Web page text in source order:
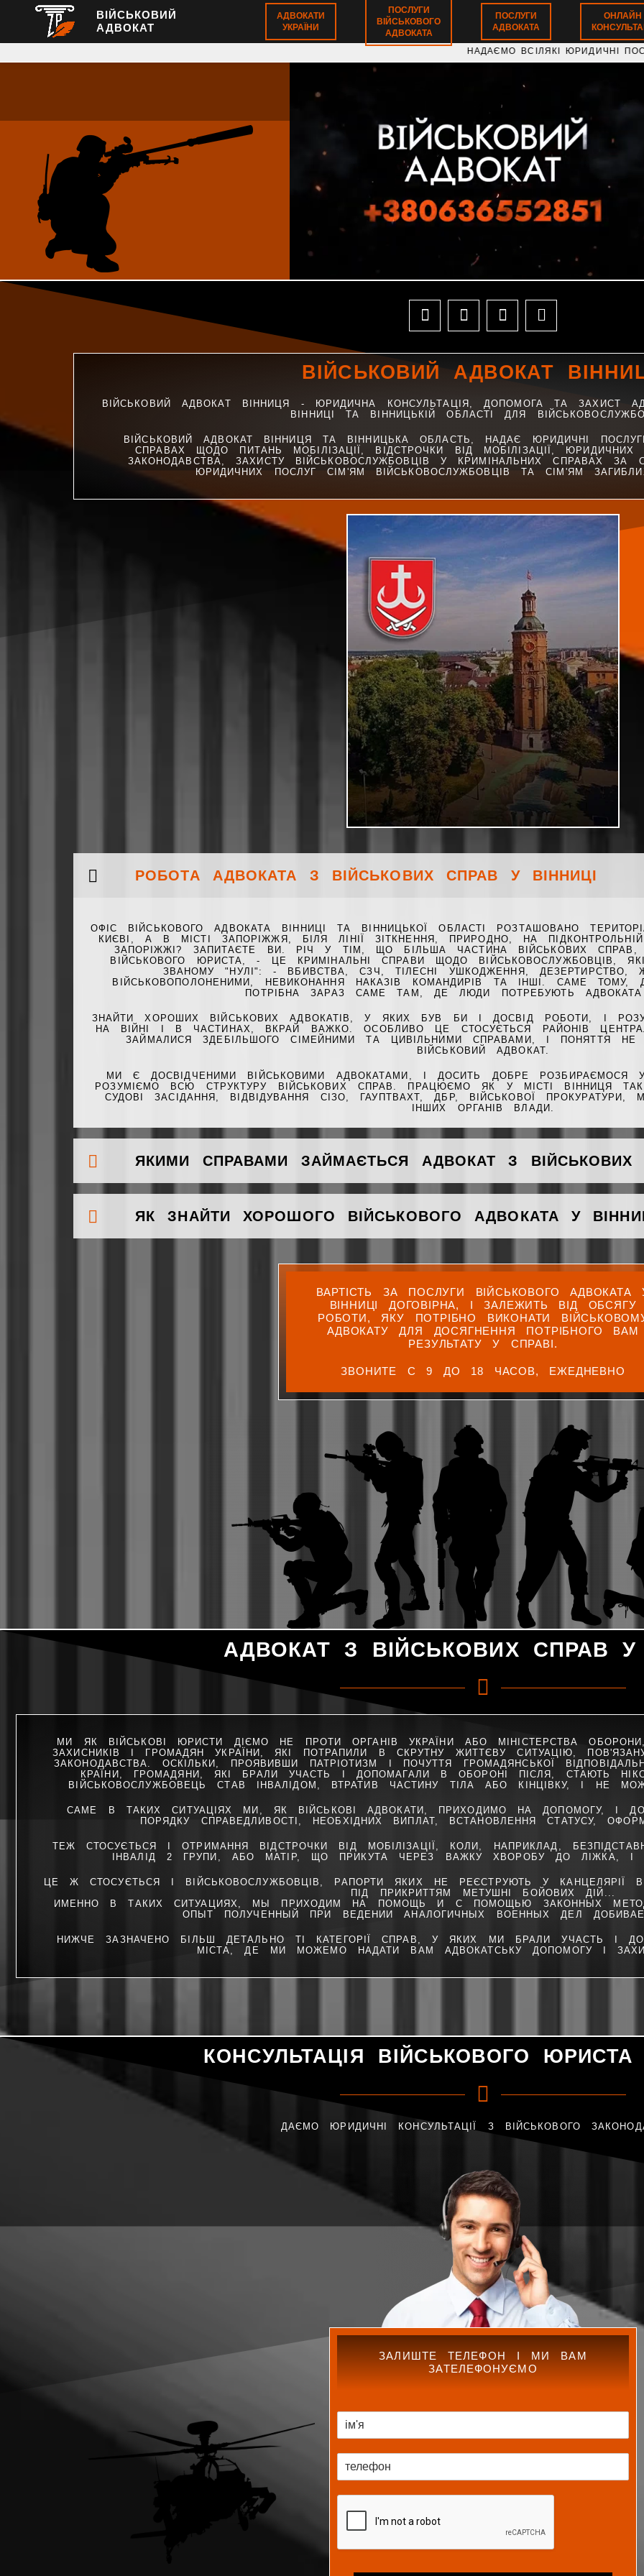
ВІЙСЬКОВИЙ
АДВОКАТ
АДВОКАТИ
УКРАЇНИ
ПОСЛУГИ
ВІЙСЬКОВОГО
АДВОКАТА
ПОСЛУГИ
АДВОКАТА
ОНЛАЙН
НАДАЄМО ВСІЛЯКІ ЮРИДИЧНІ ПОСЛУГИ З
ВІЙСЬКОВИЙ АДВОКАТ
ВІЙСЬКОВИЙ АДВОКАТ ВІННИЦЯ - ЮРИДИЧНА КОНСУЛЬТАЦІЯ, ДОПОМОГА ТА ЗАХИСТ
ВІННИЦІ ТА ВІННИЦЬКІЙ ОБЛАСТІ ДЛЯ
ВІЙСЬКОВИЙ АДВОКАТ ВІННИЦЯ ТА ВІННИЦЬКА ОБЛАСТЬ, НАДАЄ ЮРИДИЧНІ
СПРАВАХ ЩОДО ПИТАНЬ МОБІЛІЗАЦІЇ, ВІДСТРОЧКИ ВІД МОБІЛІЗАЦІЇ, ЮРИДИЧНИХ
ЗАКОНОДАВСТВА, ЗАХИСТУ ВІЙСЬКОВОСЛУЖБОВЦІВ У КРИМІНАЛЬНИХ СПРАВАХ ЗА
ЮРИДИЧНИХ ПОСЛУГ СІМ'ЯМ ВІЙСЬКОВОСЛУЖБОВЦІВ ТА СІМ'ЯМ
РОБОТА АДВОКАТА З ВІЙСЬКОВИХ СПРАВ У ВІННИЦІ
ОФІС ВІЙСЬКОВОГО АДВОКАТА ВІННИЦІ ТА ВІННИЦЬКОЇ ОБЛАСТІ РОЗТАШОВАНО
КИЄВІ, А В МІСТІ ЗАПОРІЖЖЯ, БІЛЯ ЛІНІЇ ЗІТКНЕННЯ, ПРИРОДНО, НА
ЗАПОРІЖЖІ? ЗАПИТАЄТЕ ВИ. РІЧ У ТІМ, ЩО БІЛЬША ЧАСТИНА ВІЙСЬКОВИХ
ВІЙСЬКОВОГО ЮРИСТА, - ЦЕ КРИМІНАЛЬНІ СПРАВИ ЩОДО ВІЙСЬКОВОСЛУЖБОВЦІВ,
ЗВАНОМУ "НУЛІ": - ВБИВСТВА, СЗЧ, ТІЛЕСНІ УШКОДЖЕННЯ, ДЕЗЕРТИРСТВО,
ВІЙСЬКОВОПОЛОНЕНИМИ, НЕВИКОНАННЯ НАКАЗІВ КОМАНДИРІВ ТА ІНШІ. САМЕ ТОМУ,
ПОТРІБНА ЗАРАЗ САМЕ ТАМ, ДЕ ЛЮДИ ПОТРЕБУЮТЬ АДВОКАТА
ЗНАЙТИ ХОРОШИХ ВІЙСЬКОВИХ АДВОКАТІВ, У ЯКИХ БУВ БИ І ДОСВІД РОБОТИ, І
НА ВІЙНІ І В ЧАСТИНАХ, ВКРАЙ ВАЖКО. ОСОБЛИВО ЦЕ СТОСУЄТЬСЯ РАЙОНІВ
ЗАЙМАЛИСЯ ЗДЕБІЛЬШОГО СІМЕЙНИМИ ТА ЦИВІЛЬНИМИ СПРАВАМИ, І ПОНЯТТЯ
ВІЙСЬКОВИЙ АДВОКАТ.
МИ Є ДОСВІДЧЕНИМИ ВІЙСЬКОВИМИ АДВОКАТАМИ, І ДОСИТЬ ДОБРЕ РОЗБИРАЄМОСЯ
РОЗУМІЄМО ВСЮ СТРУКТУРУ ВІЙСЬКОВИХ СПРАВ. ПРАЦЮЄМО ЯК У МІСТІ ВІННИЦЯ
СУДОВІ ЗАСІДАННЯ, ВІДВІДУВАННЯ СІЗО, ГАУПТВАХТ, ДБР, ВІЙСЬКОВОЇ ПРОКУРАТУРИ,
ІНШИХ ОРГАНІВ ВЛАДИ.
ЯКИМИ СПРАВАМИ ЗАЙМАЄТЬСЯ АДВОКАТ З ВІЙСЬКОВИХ
ЯК ЗНАЙТИ ХОРОШОГО ВІЙСЬКОВОГО АДВОКАТА У
ВАРТІСТЬ ЗА ПОСЛУГИ ВІЙСЬКОВОГО АДВОКАТА
ВІННИЦІ ДОГОВІРНА, І ЗАЛЕЖИТЬ ВІД ОБСЯГУ
РОБОТИ, ЯКУ ПОТРІБНО ВИКОНАТИ
АДВОКАТУ ДЛЯ ДОСЯГНЕННЯ ПОТРІБНОГО ВАМ
РЕЗУЛЬТАТУ У СПРАВІ.
ЗВОНИТЕ С 9 ДО 18 ЧАСОВ, ЕЖЕДНЕВНО
АДВОКАТ З ВІЙСЬКОВИХ СПРАВ У
МИ ЯК ВІЙСЬКОВІ ЮРИСТИ ДІЄМО НЕ ПРОТИ ОРГАНІВ УКРАЇНИ АБО МІНІСТЕРСТВА
ЗАХИСНИКІВ І ГРОМАДЯН УКРАЇНИ, ЯКІ ПОТРАПИЛИ В СКРУТНУ ЖИТТЄВУ СИТУАЦІЮ,
ЗАКОНОДАВСТВА. ОСКІЛЬКИ, ПРОЯВИВШИ ПАТРІОТИЗМ І ПОЧУТТЯ ГРОМАДЯНСЬКОЇ
КРАЇНИ, ГРОМАДЯНИ, ЯКІ БРАЛИ УЧАСТЬ І ДОПОМАГАЛИ В ОБОРОНІ ПІСЛЯ, СТАЮТЬ
ВІЙСЬКОВОСЛУЖБОВЕЦЬ СТАВ ІНВАЛІДОМ, ВТРАТИВ ЧАСТИНУ ТІЛА АБО КІНЦІВКУ, І НЕ
САМЕ В ТАКИХ СИТУАЦІЯХ МИ, ЯК ВІЙСЬКОВІ АДВОКАТИ, ПРИХОДИМО НА ДОПОМОГУ, І
ПОРЯДКУ СПРАВЕДЛИВОСТІ, НЕОБХІДНИХ ВИПЛАТ, ВСТАНОВЛЕННЯ СТАТУСУ,
ТЕЖ СТОСУЄТЬСЯ І ОТРИМАННЯ ВІДСТРОЧКИ ВІД МОБІЛІЗАЦІЇ, КОЛИ, НАПРИКЛАД,
ІНВАЛІД 2 ГРУПИ, АБО МАТІР, ЩО ПРИКУТА ЧЕРЕЗ ВАЖКУ ХВОРОБУ ДО ЛІЖКА, І
ЦЕ Ж СТОСУЄТЬСЯ І ВІЙСЬКОВОСЛУЖБОВЦІВ, РАПОРТИ ЯКИХ НЕ РЕЄСТРУЮТЬ У КАНЦЕЛЯРІЇ
ПІД ПРИКРИТТЯМ МЕТУШНІ БОЙОВИХ ДІЙ...
ИМЕННО В ТАКИХ СИТУАЦИЯХ, МЫ ПРИХОДИМ НА ПОМОЩЬ И С ПОМОЩЬЮ ЗАКОННЫХ
ОПЫТ ПОЛУЧЕННЫЙ ПРИ ВЕДЕНИИ АНАЛОГИЧНЫХ ВОЕННЫХ ДЕЛ
НИЖЧЕ ЗАЗНАЧЕНО БІЛЬШ ДЕТАЛЬНО ТІ КАТЕГОРІЇ СПРАВ, У ЯКИХ МИ БРАЛИ УЧАСТЬ І
МІСТА, ДЕ МИ МОЖЕМО НАДАТИ ВАМ АДВОКАТСЬКУ ДОПОМОГУ І
КОНСУЛЬТАЦІЯ ВІЙСЬКОВОГО ЮРИСТА
ДАЄМО ЮРИДИЧНІ КОНСУЛЬТАЦІЇ З ВІЙСЬКОВОГО
ЗАЛИШТЕ ТЕЛЕФОН І МИ ВАМ
ЗАТЕЛЕФОНУЄМО